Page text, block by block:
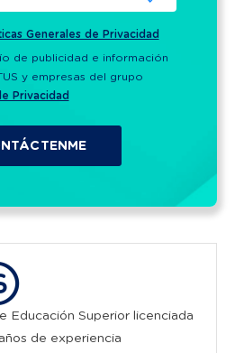
Generales de Privacidad
de publicidad e información
y empresas del grupo
Privacidad
Educación Superior licenciada
de experiencia